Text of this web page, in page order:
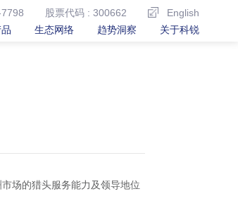
股票代码 : 300662
English
生态网络 趋势洞察 关于科锐
场的猎头服务能力及领导地位